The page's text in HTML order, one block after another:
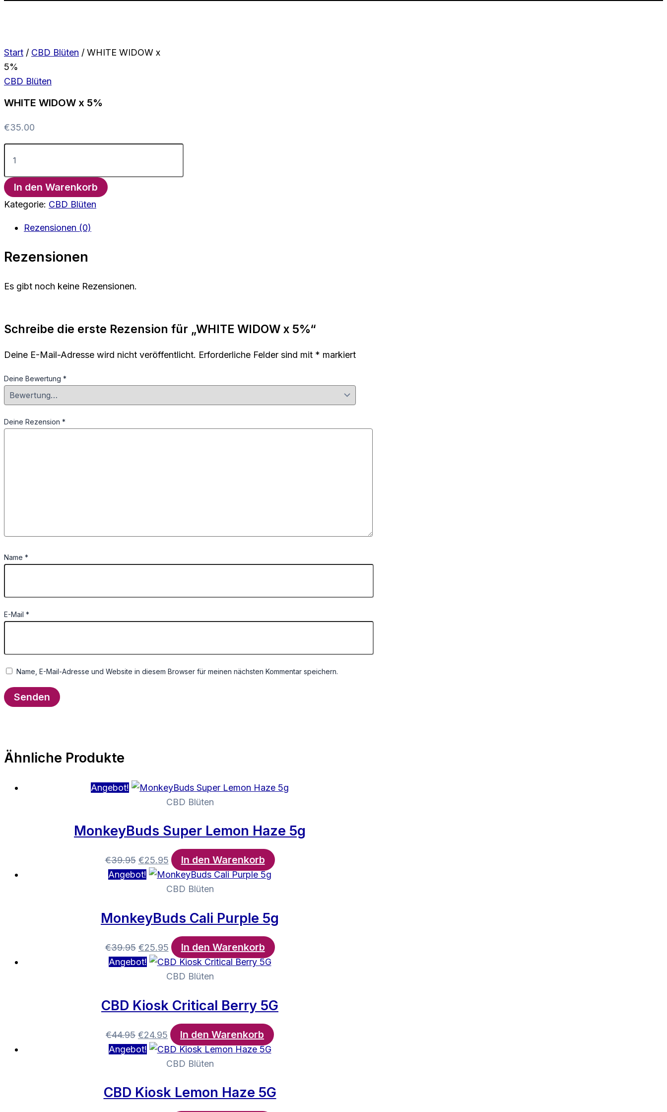
Start / CBD Blüten / WHITE WIDOW x
5%
CBD Blüten
WHITE WIDOW x 5%
€35.00
WHITE
WIDOW
5%
MengeIn den Warenkorb
Kategorie: CBD Blüten
Rezensionen (0)
Rezensionen
Es gibt noch keine Rezensionen.
Schreibe die erste Rezension für „WHITE WIDOW x 5%“
Deine E-Mail-Adresse wird nicht veröffentlicht. Erforderliche Felder sind mit * markiert
Deine Bewertung *
Deine Rezension *
Name *
E-Mail *
Name, E-Mail-Adresse und Website in diesem Browser für meinen nächsten Kommentar speichern.
Ähnliche Produkte
Angebot!
CBD Blüten
MonkeyBuds Super Lemon Haze 5g
€39.95 Ursprünglicher
Preis
€25.95Aktueller
Preis
ist:
In den Warenkorb
Angebot!
CBD Blüten
MonkeyBuds Cali Purple 5g
€39.95 Ursprünglicher
Preis
€25.95Aktueller
Preis
ist:
In den Warenkorb
Angebot!
CBD Blüten
CBD Kiosk Critical Berry 5G
€44.95 Ursprünglicher
Preis
€24.95 Aktueller
Preis
ist:
In den Warenkorb
Angebot!
CBD Blüten
CBD Kiosk Lemon Haze 5G